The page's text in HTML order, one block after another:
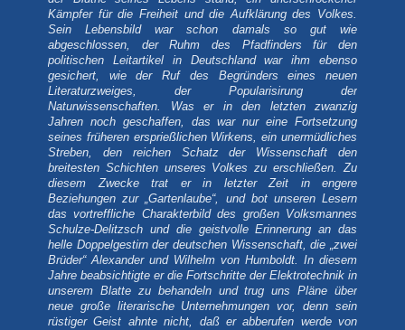
Kämpfer für die Freiheit und die Aufklärung des Volkes.
Sein Lebensbild war schon damals so gut wie
abgeschlossen, der Ruhm des Pfadfinders für den
politischen Leitartikel in Deutschland war ihm ebenso
gesichert, wie der Ruf des Begründers eines neuen
Literaturzweiges, der Popularisirung der
Naturwissenschaften. Was er in den letzten zwanzig
Jahren noch geschaffen, das war nur eine Fortsetzung
seines früheren ersprießlichen Wirkens, ein unermüdliches
Streben, den reichen Schatz der Wissenschaft den
breitesten Schichten unseres Volkes zu erschließen. Zu
diesem Zwecke trat er in letzter Zeit in engere
Beziehungen zur „Gartenlaube“, und bot unseren Lesern
das vortreffliche Charakterbild des großen Volksmannes
Schulze-Delitzsch und die geistvolle Erinnerung an das
helle Doppelgestirn der deutschen Wissenschaft, die „zwei
Brüder“ Alexander und Wilhelm von Humboldt. In diesem
Jahre beabsichtigte er die Fortschritte der Elektrotechnik in
unserem Blatte zu behandeln und trug uns Pläne über
neue große literarische Unternehmungen vor, denn sein
rüstiger Geist ahnte nicht, daß er abberufen werde von